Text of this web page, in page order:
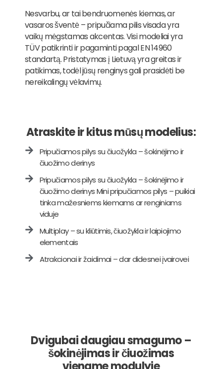
Nesvarbu, ar tai bendruomenės kiemas, ar
vasaros šventė – pripučiama pilis visada yra
vaikų mėgstamas akcentas. Visi modeliai yra
TÜV patikrinti ir pagaminti pagal EN 14960
standartą. Pristatymas į Lietuvą yra greitas ir
patikimas, todėl jūsų renginys gali prasidėti be
nereikalingų vėlavimų.
Atraskite ir kitus mūsų modelius:
Pripučiamos pilys su čiuožykla – šokinėjimo ir
čiuožimo derinys
Pripučiamos pilys su čiuožykla – šokinėjimo ir
čiuožimo derinys Mini pripučiamos pilys – puikiai
tinka mažesniems kiemams ar renginiams
viduje
Multiplay – su kliūtimis, čiuožykla ir laipiojimo
elementais
Atrakcionai ir žaidimai – dar didesnei įvairovei
Dvigubai daugiau smagumo –
šokinėjimas ir čiuožimas